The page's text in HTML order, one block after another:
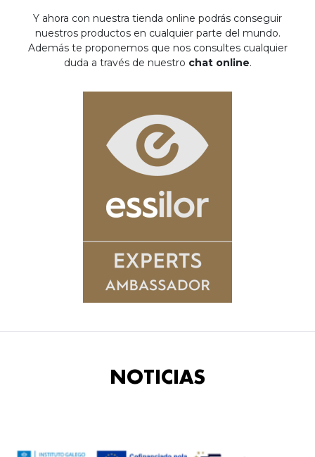
Y ahora con nuestra tienda online podrás conseguir
nuestros productos en cualquier parte del mundo.
Además te proponemos que nos consultes cualquier
duda a través de nuestro chat online.
NOTICIAS